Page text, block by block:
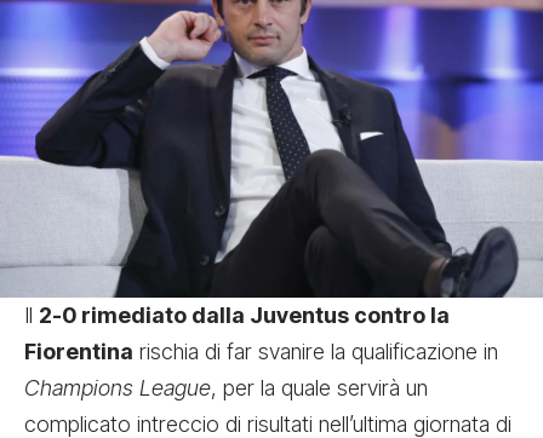
Il 2-0 rimediato dalla Juventus contro la
Fiorentina rischia di far svanire la qualificazione in
Champions League, per la quale servirà un
complicato intreccio di risultati nell’ultima giornata di